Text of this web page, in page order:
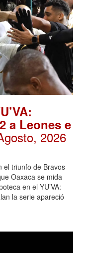
a Leones e
2026
el triunfo de Bravos
Oaxaca se mida
en el YU’VA:
la serie apareció